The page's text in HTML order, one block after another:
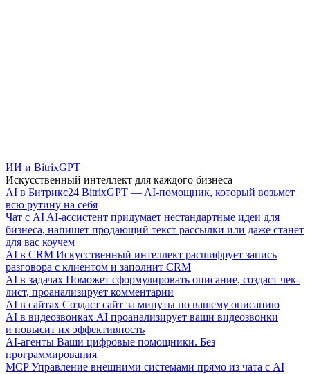
ИИ и BitrixGPT
Искусственный интеллект для каждого бизнеса
AI в Битрикс24 BitrixGPT — AI-помощник, который возьмет
всю рутину на себя
Чат с AI AI-ассистент придумает нестандартные идеи для
бизнеса, напишет продающий текст рассылки или даже станет
для вас коучем
AI в CRM Искусственный интеллект расшифрует запись
разговора с клиентом и заполнит CRM
AI в задачах Поможет сформулировать описание, создаст чек-
лист, проанализирует комментарии
AI в сайтах Создаст сайт за минуты по вашему описанию
AI в видеозвонках AI проанализирует ваши видеозвонки
и повысит их эффективность
AI-агенты Ваши цифровые помощники. Без
программирования
MCP Управление внешними системами прямо из чата с AI